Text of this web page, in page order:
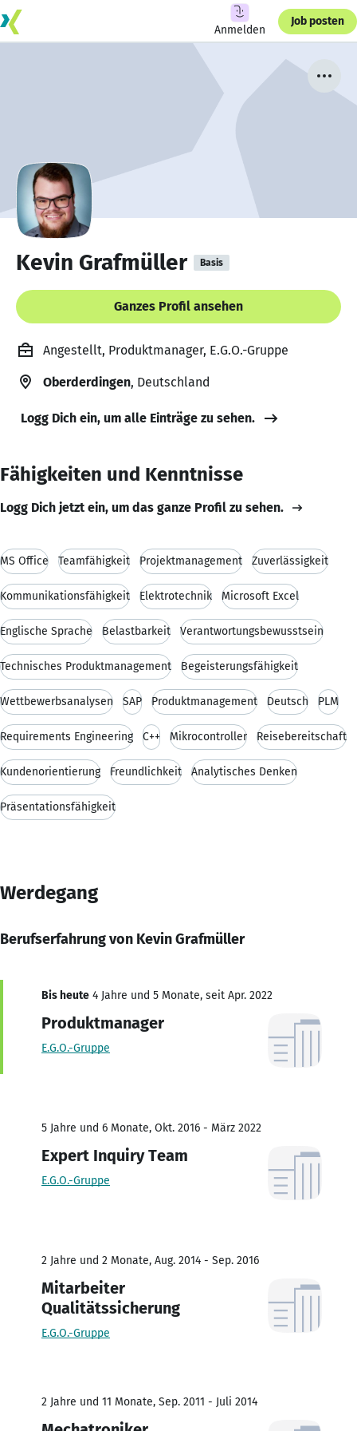
Anmelden
Job posten
Kevin Grafmüller Basis
Ganzes Profil ansehen
Angestellt, Produktmanager, E.G.O.-Gruppe
Oberderdingen, Deutschland
Logg Dich ein, um alle Einträge zu sehen.
Fähigkeiten und Kenntnisse
Logg Dich jetzt ein, um das ganze Profil zu sehen.
MS Office Teamfähigkeit Projektmanagement Zuverlässigkeit
Kommunikationsfähigkeit Elektrotechnik Microsoft Excel
Englische Sprache Belastbarkeit Verantwortungsbewusstsein
Technisches Produktmanagement Begeisterungsfähigkeit
Wettbewerbsanalysen SAP Produktmanagement Deutsch PLM
Requirements Engineering C++ Mikrocontroller Reisebereitschaft
Kundenorientierung Freundlichkeit Analytisches Denken
Präsentationsfähigkeit
Werdegang
Berufserfahrung von Kevin Grafmüller
Bis heute 4 Jahre und 5 Monate, seit Apr. 2022
Produktmanager
E.G.O.-Gruppe
5 Jahre und 6 Monate, Okt. 2016 - März 2022
Expert Inquiry Team
E.G.O.-Gruppe
2 Jahre und 2 Monate, Aug. 2014 - Sep. 2016
Mitarbeiter
Qualitätssicherung
E.G.O.-Gruppe
2 Jahre und 11 Monate, Sep. 2011 - Juli 2014